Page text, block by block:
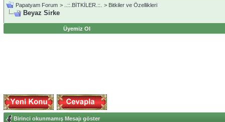
Papatyam Forum > ..::.BİTKİLER.::. > Bitkiler ve Özellikleri
Beyaz Sirke
Üyemiz Ol
Birinci okunmamış Mesajı göster